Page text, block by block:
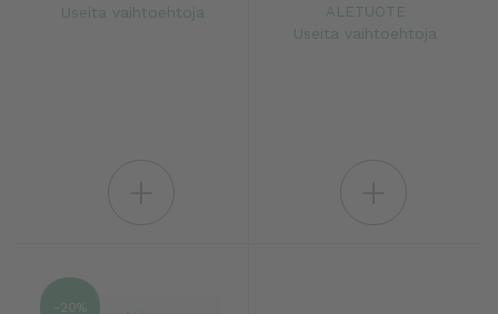
Useita vaihtoehtoja
ALETUOTE
Useita vaihtoehtoja
-20%